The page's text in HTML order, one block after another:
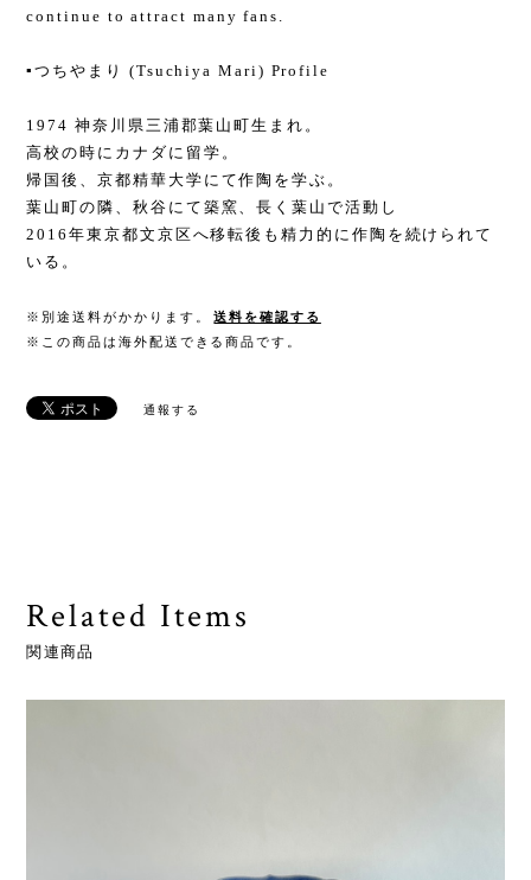
continue to attract many fans.
▪️つちやまり (Tsuchiya Mari) Profile
1974 神奈川県三浦郡葉山町生まれ。
高校の時にカナダに留学。
帰国後、京都精華大学にて作陶を学ぶ。
葉山町の隣、秋谷にて築窯、長く葉山で活動し
2016年東京都文京区へ移転後も精力的に作陶を続けられて
いる。
※別途送料がかかります。
送料を確認する
※この商品は海外配送できる商品です。
通報する
Related Items
関連商品